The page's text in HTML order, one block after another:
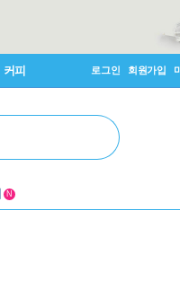
커피 로그인 회원가입
N